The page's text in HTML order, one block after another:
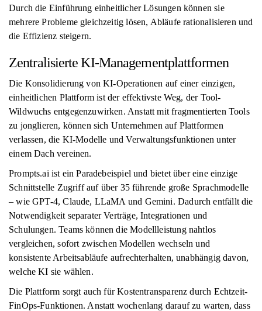
Durch die Einführung einheitlicher Lösungen können sie
mehrere Probleme gleichzeitig lösen, Abläufe rationalisieren und
die Effizienz steigern.
Zentralisierte KI-Managementplattformen
Die Konsolidierung von KI-Operationen auf einer einzigen,
einheitlichen Plattform ist der effektivste Weg, der Tool-
Wildwuchs entgegenzuwirken. Anstatt mit fragmentierten Tools
zu jonglieren, können sich Unternehmen auf Plattformen
verlassen, die KI-Modelle und Verwaltungsfunktionen unter
einem Dach vereinen.
Prompts.ai ist ein Paradebeispiel und bietet über eine einzige
Schnittstelle Zugriff auf über 35 führende große Sprachmodelle
– wie GPT-4, Claude, LLaMA und Gemini. Dadurch entfällt die
Notwendigkeit separater Verträge, Integrationen und
Schulungen. Teams können die Modellleistung nahtlos
vergleichen, sofort zwischen Modellen wechseln und
konsistente Arbeitsabläufe aufrechterhalten, unabhängig davon,
welche KI sie wählen.
Die Plattform sorgt auch für Kostentransparenz durch Echtzeit-
FinOps-Funktionen. Anstatt wochenlang darauf zu warten, dass